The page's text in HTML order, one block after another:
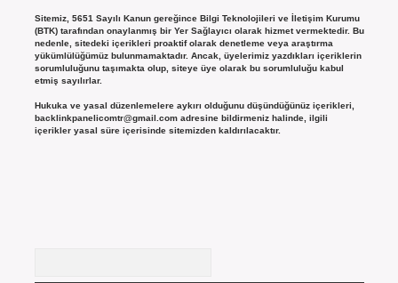
Sitemiz, 5651 Sayılı Kanun gereğince Bilgi Teknolojileri ve İletişim Kurumu
(BTK) tarafından onaylanmış bir Yer Sağlayıcı olarak hizmet vermektedir. Bu
nedenle, sitedeki içerikleri proaktif olarak denetleme veya araştırma
yükümlülüğümüz bulunmamaktadır. Ancak, üyelerimiz yazdıkları içeriklerin
sorumluluğunu taşımakta olup, siteye üye olarak bu sorumluluğu kabul
etmiş sayılırlar.
Hukuka ve yasal düzenlemelere aykırı olduğunu düşündüğünüz içerikleri,
backlinkpanelicomtr@gmail.comadresine bildirmeniz halinde, ilgili
içerikler yasal süre içerisinde sitemizden kaldırılacaktır.